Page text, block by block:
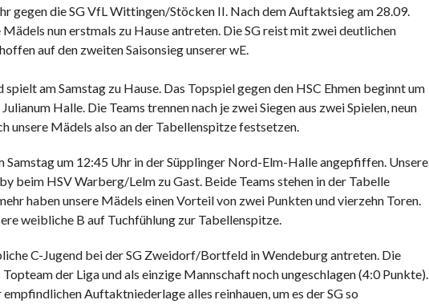
gegen die SG VfL Wittingen/Stöcken II. Nach dem Auftaktsieg am 28.09.
Mädels nun erstmals zu Hause antreten. Die SG reist mit zwei deutlichen
auf den zweiten Saisonsieg unserer wE.
am Samstag zu Hause. Das Topspiel gegen den HSC Ehmen beginnt um
Halle. Die Teams trennen nach je zwei Siegen aus zwei Spielen, neun
unsere Mädels also an der Tabellenspitze festsetzen.
Samstag um 12:45 Uhr in der Süpplinger Nord-Elm-Halle angepfiffen. Unsere
beim HSV Warberg/Lelm zu Gast. Beide Teams stehen in der Tabelle
haben unsere Mädels einen Vorteil von zwei Punkten und vierzehn Toren.
weibliche B auf Tuchfühlung zur Tabellenspitze.
C-Jugend bei der SG Zweidorf/Bortfeld in Wendeburg antreten. Die
der Liga und als einzige Mannschaft noch ungeschlagen (4:0 Punkte).
Auftaktniederlage alles reinhauen, um es der SG so